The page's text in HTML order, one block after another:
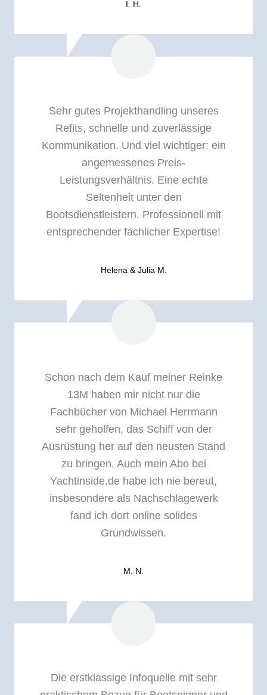
I. H.
Sehr gutes Projekthandling unseres
Refits, schnelle und zuverlässige
Kommunikation. Und viel wichtiger: ein
angemessenes Preis-
Leistungsverhältnis. Eine echte
Seltenheit unter den
Bootsdienstleistern. Professionell mit
entsprechender fachlicher Expertise!
Helena & Julia M.
Schon nach dem Kauf meiner Reinke
13M haben mir nicht nur die
Fachbücher von Michael Herrmann
sehr geholfen, das Schiff von der
Ausrüstung her auf den neusten Stand
zu bringen. Auch mein Abo bei
Yachtinside.de habe ich nie bereut,
insbesondere als Nachschlagewerk
fand ich dort online solides
Grundwissen.
M. N.
Die erstklassige Infoquelle mit sehr